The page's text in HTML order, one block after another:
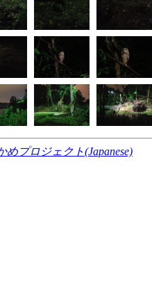
めプロジェクト(Japanese)